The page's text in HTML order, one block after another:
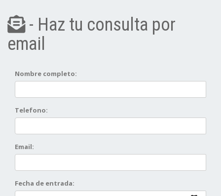
- Haz tu consulta por
email
Nombre completo:
Telefono:
Email:
Fecha de entrada: